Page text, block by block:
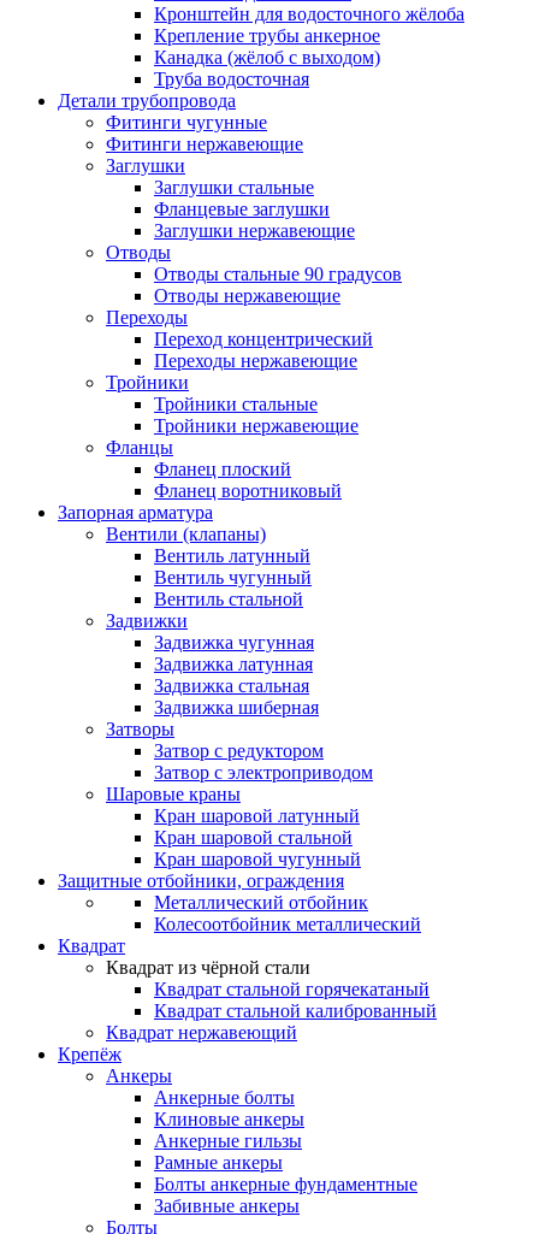
Кронштейн для водосточного жёлоба
Крепление трубы анкерное
Канадка (жёлоб с выходом)
Труба водосточная
Детали трубопровода
Фитинги чугунные
Фитинги нержавеющие
Заглушки
Заглушки стальные
Фланцевые заглушки
Заглушки нержавеющие
Отводы
Отводы стальные 90 градусов
Отводы нержавеющие
Переходы
Переход концентрический
Переходы нержавеющие
Тройники
Тройники стальные
Тройники нержавеющие
Фланцы
Фланец плоский
Фланец воротниковый
Запорная арматура
Вентили (клапаны)
Вентиль латунный
Вентиль чугунный
Вентиль стальной
Задвижки
Задвижка чугунная
Задвижка латунная
Задвижка стальная
Задвижка шиберная
Затворы
Затвор с редуктором
Затвор с электроприводом
Шаровые краны
Кран шаровой латунный
Кран шаровой стальной
Кран шаровой чугунный
Защитные отбойники, ограждения
Металлический отбойник
Колесоотбойник металлический
Квадрат
Квадрат из чёрной стали
Квадрат стальной горячекатаный
Квадрат стальной калиброванный
Квадрат нержавеющий
Крепёж
Анкеры
Анкерные болты
Клиновые анкеры
Анкерные гильзы
Рамные анкеры
Болты анкерные фундаментные
Забивные анкеры
Болты